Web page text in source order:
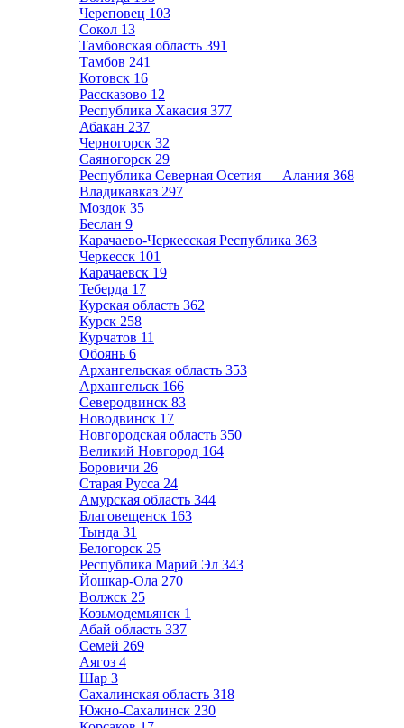
Череповец 103
Сокол 13
Тамбовская область 391
Тамбов 241
Котовск 16
Рассказово 12
Республика Хакасия 377
Абакан 237
Черногорск 32
Саяногорск 29
Республика Северная Осетия — Алания 368
Владикавказ 297
Моздок 35
Беслан 9
Карачаево-Черкесская Республика 363
Черкесск 101
Карачаевск 19
Теберда 17
Курская область 362
Курск 258
Курчатов 11
Обоянь 6
Архангельская область 353
Архангельск 166
Северодвинск 83
Новодвинск 17
Новгородская область 350
Великий Новгород 164
Боровичи 26
Старая Русса 24
Амурская область 344
Благовещенск 163
Тында 31
Белогорск 25
Республика Марий Эл 343
Йошкар-Ола 270
Волжск 25
Козьмодемьянск 1
Абай область 337
Семей 269
Аягоз 4
Шар 3
Сахалинская область 318
Южно-Сахалинск 230